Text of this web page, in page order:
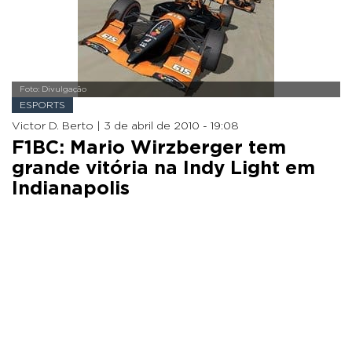
Foto: Divulgação
ESPORTS
Victor D. Berto | 3 de abril de 2010 - 19:08
F1BC: Mario Wirzberger tem
grande vitória na Indy Light em
Indianapolis